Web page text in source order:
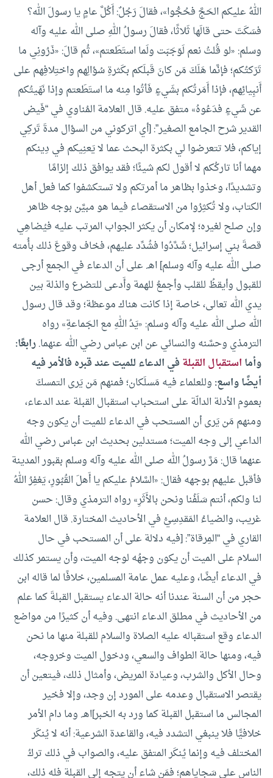
اللهُ عليكم الحَجَّ فحُجُّوا»، فقالَ رَجُلٌ: أَكُلَّ عامٍ يا رسولَ الله؟
فسَكَتَ حتى قالَها ثَلاثًا، فقالَ رسولُ اللهِ صلى الله عليه وآله
وسلم: «لو قُلتُ نعم لَوَجَبَت ولَما استَطَعتم»، ثُم قالَ: «ذَرُونِي ما
تَرَكتُكم؛ فإنَّما هَلَكَ مَن كانَ قَبلَكم بكَثرةِ سُؤالِهم واختِلافِهم على
أَنبِيائِهم، فإذا أَمَرتُكم بشَيءٍ فَأتُوا مِنه ما استَطَعتم وإذا نَهَيتُكم
عن شَيءٍ فدَعُوهُ» متفق عليه. قال العلامة المُناوي في “فَيض
القدير شرح الجامع الصغير”: [أي اتركوني من السؤال مدةَ تَركِي
إياكم، فلا تتعرضوا لي بكثرة البحث عما لا يَعنِيكم في دِينكم
مهما أنا تاركُكم لا أقول لكم شيئًا؛ فقد يوافق ذلك إلزامًا
وتشديدًا، وخذوا بظاهر ما أمرتكم ولا تستكشفوا كما فعل أهل
الكتاب، ولا تُكثِرُوا من الاستقصاء فيما هو مبيَّن بوجه ظاهر
وإن صلح لغيره؛ لإمكان أن يكثر الجواب المرتب عليه فيُضاهِي
قصةَ بني إسرائيل؛ شَدَّدُوا فشُدِّد عليهم، فخاف وقوعَ ذلك بأُمته
صلى الله عليه وآله وسلم] اهـ. على أن الدعاء في الجمع أرجى
للقبول وأيقظُ للقلب وأجمعُ للهمة وأَدعى للتضرع والذلة بين
يدي الله تعالى، خاصة إذا كانت هناك موعظة؛ وقد قال رسول
الله صلى الله عليه وآله وسلم: «يَدُ اللهِ مع الجَماعةِ» رواه
الترمذي وحسَّنه والنسائي عن ابن عباس رضي الله عنهما.رابعًا:
وأما استقبال القبلة في الدعاء للميت عند قبره فالأمر فيه
أيضًا واسع: وللعلماء فيه مَسلَكان؛ فمنهم مَن يَرى التمسكَ
بعموم الأدلة الدالّة على استحباب استقبال القبلة عند الدعاء،
ومنهم مَن يَرى أن المستحب في الدعاء للميت أن يكون وجه
الداعي إلى وجه الميت؛ مستدلين بحديث ابن عباس رضي الله
عنهما قال: مَرَّ رسولُ الله صلى الله عليه وآله وسلم بقبور المدينة
فأقبل عليهم بوجهه فقال: «السَّلامُ عليكم يا أَهلَ القُبُورِ، يَغفِرُ اللهُ
لنا ولكم، أنتم سَلَفُنا ونحن بالأَثَرِ» رواه الترمذي وقال: حسن
غريب، والضياءُ المَقدِسِيُّ في الأحاديث المختارة. قال العلامة
القاري في “المِرقاة”: [فيه دلالة على أن المستحب في حال
السلام على الميت أن يكون وجهُه لوجه الميت، وأن يستمر كذلك
في الدعاء أيضًا، وعليه عمل عامة المسلمين، خلافًا لما قاله ابن
حجر من أن السنة عندنا أنه حالة الدعاء يستقبل القبلةَ كما علم
من الأحاديث في مطلق الدعاء انتهى. وفيه أن كثيرًا من مواضع
الدعاء وقع استقباله عليه الصلاة والسلام للقبلة منها ما نحن
فيه، ومنها حالة الطواف والسعي، ودخول الميت وخروجه،
وحال الأكل والشرب، وعيادة المريض، وأمثال ذلك، فيتعين أن
يقتصر الاستقبال وعدمه على المورد إن وجد، وإلا فخير
المجالس ما استقبل القبلة كما ورد به الخبر]اهـ. وما دام الأمر
خلافيًّا فلا ينبغي التشدد فيه، والقاعدة الشرعية: أنه لا يُنكَر
المختلف فيه وإنما يُنكَر المتفق عليه، والصواب في ذلك تركُ
الناس على سَجاياهم؛ فمَن شاء أن يتجه إلى القبلة فله ذلك،